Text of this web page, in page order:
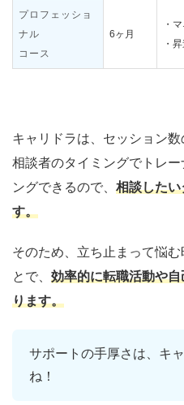
プロフェッショ
ナル
コース
6ヶ月
・
・
キャリドラは、セッション数
相談者のタイミングでトレ
ングできるので、 相談した
す。
そのため、立ち止まって悩
とで、 効率的に転職活動や
ります。
サポートの手厚さは、キ
ね！